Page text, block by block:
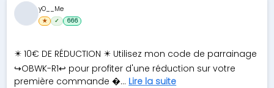
✴️ 10€ DE RÉDUCTION ✴️ Utilisez mon code de parrainage
↪️OBWK-R1↩️ pour profiter d'une réduction sur votre
première commande �... Lire la suite
yO__Me
★ ✓ 666